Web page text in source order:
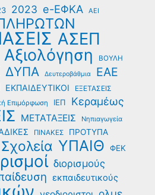
2023 e-ΕΦΚΑ ΑΕΙ
ΑΣΕΠ
Αξιολόγηση ΒΟΥΛΗ
ΔΥΠΑ Δευτεροβάθμια ΕΑΕ
ΕΚΠΑΙΔΕΥΤΙΚΟΙ ΕΞΕΤΑΣΕΙΣ
Επιμόρφωση ΙΕΠ Κεραμέως
ΜΕΤΑΤΑΞΕΙΣ
Νηπιαγωγεία
ΠΙΝΑΚΕΣ ΠΡΟΤΥΠΑ
Σχολεία ΥΠΑΙΘ ΦΕΚ
διορισμούς
εκπαιδευτικούς